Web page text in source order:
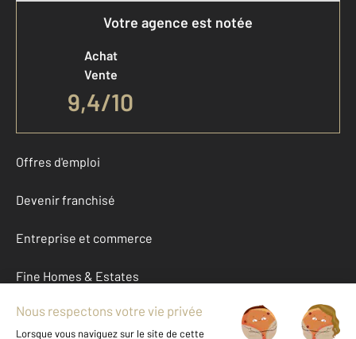
Votre agence est notée
Achat
Vente
9,4/10
Offres d'emploi
Devenir franchisé
Entreprise et commerce
Fine Homes & Estates
À propos